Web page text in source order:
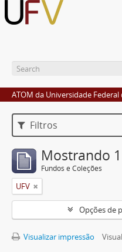
ATOM da Universidade Federal
Filtros
Mostrando
Fundos e Coleções
UFV
Opções de
Visualizar impressão